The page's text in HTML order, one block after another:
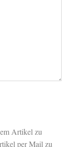
Artikel zu
per Mail zu